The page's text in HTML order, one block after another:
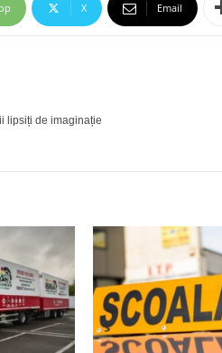
X Email
lipsiți de imaginație